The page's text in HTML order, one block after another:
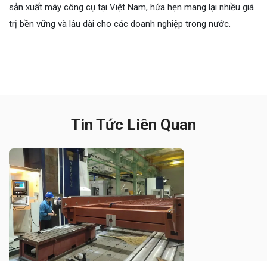
sản xuất máy công cụ tại Việt Nam, hứa hẹn mang lại nhiều giá
trị bền vững và lâu dài cho các doanh nghiệp trong nước.
Tin Tức Liên Quan